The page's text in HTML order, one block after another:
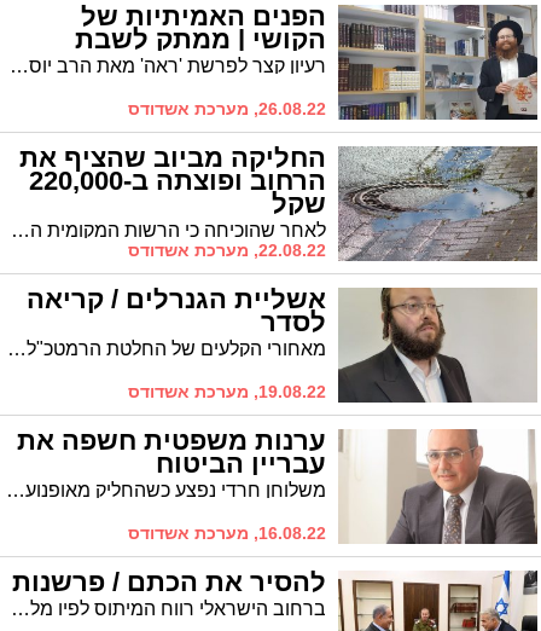
הפנים האמיתיות של
הקושי | ממתק לשבת
רעיון קצר לפרשת 'ראה' מאת הרב יוסף יצחק מרגליות, שליח חב"ד ברובע ט' אשדוד
26.08.22, מערכת אשדודס
החליקה מביוב שהציף את
הרחוב ופוצתה ב-220,000
שקל
לאחר שהוכיחה כי הרשות המקומית התרשלה בתחזוק קולטני הביוב באותו רחוב הגיעו הצדדים לפשרה במסגרתה תקבל האישה קרוב לרבע מיליון שקל
22.08.22, מערכת אשדודס
אשליית הגנרלים / קריאה
לסדר
מאחורי הקלעים של החלטת הרמטכ"ל לשעבר להצטרף לבני גנץ, כיפופי הידיים של איתמר בן גברי וסמוטריץ והצביעות הנוטפת של מירב מיכאלי * 'אשדודס' מגיש את טורו הפוליטי של פרשן 'המבשר' מאיר ברגר
19.08.22, מערכת אשדודס
ערנות משפטית חשפה את
עבריין הביטוח
משלוחן חרדי נפצע כשהחליק מאופנוע נטול ביטוח ונאלץ לנהל מאבק משפטי. באופן מפתיע הוא זכה ב-280 אלף שקל
16.08.22, מערכת אשדודס
להסיר את הכתם / פרשנות
ברחוב הישראלי רווח המיתוס לפיו מלחמות ומבצעים צבאיים בעיצומן של מערכות בחירות משרתות את מנהליהם. ההיסטוריה מלמדת שאין דברים בגו